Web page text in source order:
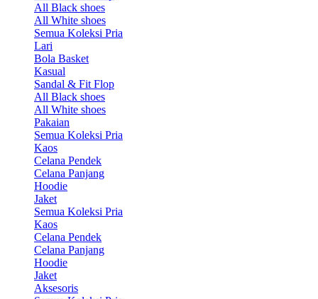
All Black shoes
All White shoes
Semua Koleksi Pria
Lari
Bola Basket
Kasual
Sandal & Fit Flop
All Black shoes
All White shoes
Pakaian
Semua Koleksi Pria
Kaos
Celana Pendek
Celana Panjang
Hoodie
Jaket
Semua Koleksi Pria
Kaos
Celana Pendek
Celana Panjang
Hoodie
Jaket
Aksesoris